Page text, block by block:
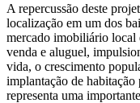
A repercussão deste
localização em um dos
mercado imobiliário local
venda e aluguel,
vida, o crescimento
implantação de
representa uma